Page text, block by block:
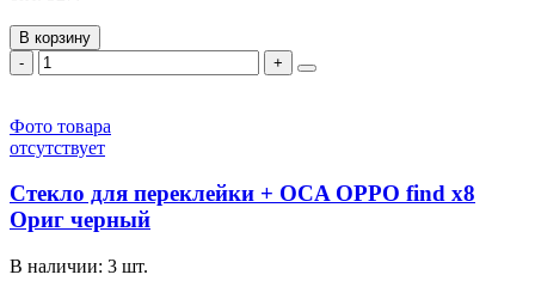
В корзину
-
+
Фото товара
отсутствует
Стекло для переклейки + OCA OPPO find x8
Ориг черный
В наличии: 3 шт.